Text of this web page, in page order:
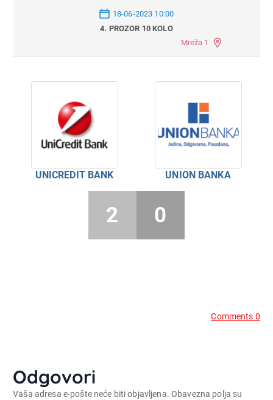
18-06-2023 10:00
4. PROZOR 10 KOLO
Mreža 1
UNICREDIT BANK UNION BANKA
2 0
Comments 0
Odgovori
Vaša adresa e-pošte neće biti objavljena. Obavezna polja su